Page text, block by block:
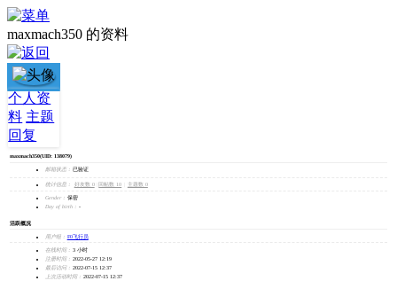
maxmach350 的资料
maxmach350
个人资
料 主题
回复
maxmach350(UID: 138079)
邮箱状态： 已验证
统计信息： 好友数 0 回帖数 10 主题数 0
Gender： 保密
Day of birth： -
活跃概况
用户组： F0飞行员
在线时间： 3 小时
注册时间： 2022-05-27 12:19
最后访问： 2022-07-15 12:37
上次活动时间： 2022-07-15 12:37